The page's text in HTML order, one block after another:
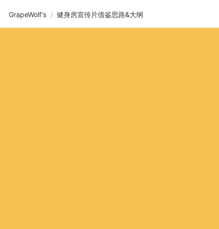
GrapeWolf‘s / 健身房宣传片借鉴思路&大纲